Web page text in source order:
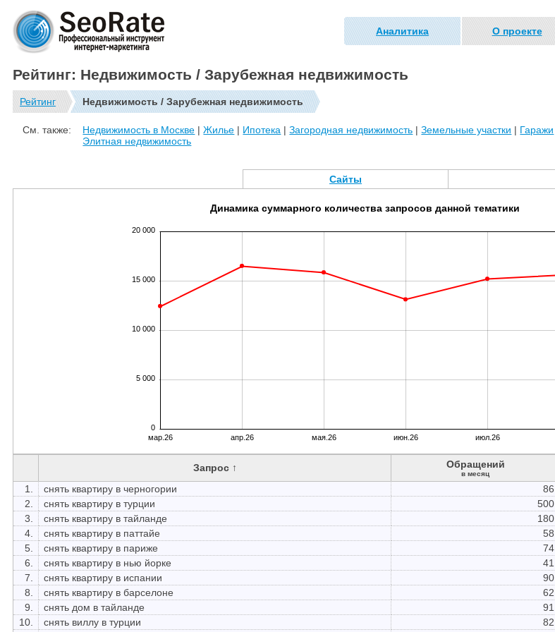
Аналитика О проекте
Рейтинг: Недвижимость / Зарубежная недвижимость
Рейтинг Недвижимость / Зарубежная недвижимость
См. также: Недвижимость в Москве |Жилье | Ипотека |Загородная недвижимость |Земельные участки | Гаражи
Элитная недвижимость
Сайты
0
5 000
10 000
15 000
20 000
мар.26 апр.26 мая.26 июн.26 июл.26
Динамика суммарного количества запросов данной тематики
Запрос ↑ Обращений
в месяц
1.
снять квартиру в черногории 86
2.
снять квартиру в турции 500
3.
снять квартиру в тайланде 180
4.
снять квартиру в паттайе 58
5.
снять квартиру в париже 74
6.
снять квартиру в нью йорке 41
7.
снять квартиру в испании 90
8.
снять квартиру в барселоне 62
9.
снять дом в тайланде 91
10.
снять виллу в турции 82